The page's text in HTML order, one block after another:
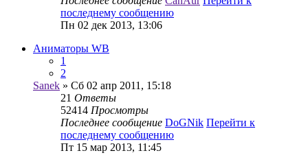
последнему сообщению
Пн 02 дек 2013, 13:06
Аниматоры WB
1
2
Sanek » Сб 02 апр 2011, 15:18
21 Ответы
52414 Просмотры
Последнее сообщение DoGNik Перейти к
последнему сообщению
Пт 15 мар 2013, 11:45